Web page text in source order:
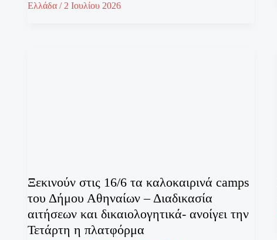
Ελλάδα / 2 Ιουλίου 2026
Ξεκινούν στις 16/6 τα καλοκαιρινά camps
του Δήμου Αθηναίων – Διαδικασία
αιτήσεων και δικαιολογητικά- ανοίγει την
Τετάρτη η πλατφόρμα